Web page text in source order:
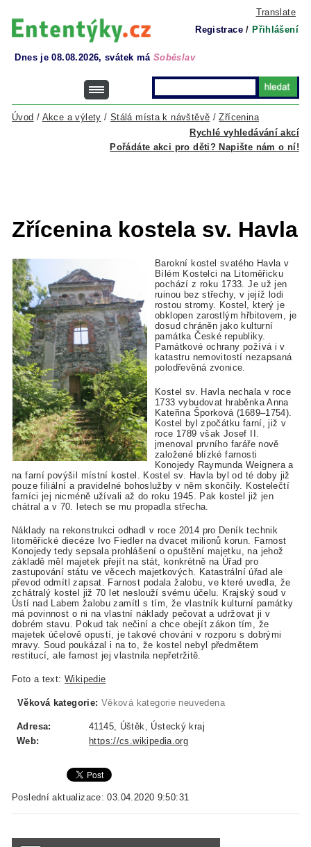
Translate
Registrace / Přihlášení
Dnes je 08.08.2026, svátek má Soběslav
Rychlé vyhledávání akcí
Úvod / Akce a výlety / Stálá místa k návštěvě /Zřícenina
Pořádáte akci pro děti? Napište nám o ní!
Zřícenina kostela sv. Havla
Barokní kostel svatého Havla v
Bílém Kostelci na Litoměřicku
pochází z roku 1733. Je už jen
ruinou bez střechy, v jejíž lodi
rostou stromy. Kostel, který je
obklopen zarostlým hřbitovem, je
dosud chráněn jako kulturní
památka České republiky.
Památkové ochrany požívá i v
katastru nemovitostí nezapsaná
polodřevěná zvonice.
Kostel sv. Havla nechala v roce
1733 vybudovat hraběnka Anna
Kateřina Šporková (1689–1754).
Kostel byl zpočátku farní, již v
roce 1789 však Josef II.
jmenoval prvního faráře nově
založené blízké farnosti
Konojedy Raymunda Weignera a
na farní povýšil místní kostel. Kostel sv. Havla byl od té doby již
pouze filiální a pravidelné bohoslužby v něm skončily. Kostelečtí
farníci jej nicméně užívali až do roku 1945. Pak kostel již jen
chátral a v 70. letech se mu propadla střecha.
Náklady na rekonstrukci odhadl v roce 2014 pro Deník technik
litoměřické diecéze Ivo Fiedler na dvacet milionů korun. Farnost
Konojedy tedy sepsala prohlášení o opuštění majetku, na jehož
základě měl majetek přejít na stát, konkrétně na Úřad pro
zastupování státu ve věcech majetkových. Katastrální úřad ale
převod odmítl zapsat. Farnost podala žalobu, ve které uvedla, že
zchátralý kostel již 70 let neslouží svému účelu. Krajský soud v
Ústí nad Labem žalobu zamítl s tím, že vlastník kulturní památky
má povinnost o ni na vlastní náklady pečovat a udržovat ji v
dobrém stavu. Pokud tak nečiní a chce obejít zákon tím, že
majetek účelově opustí, je takové chování v rozporu s dobrými
mravy. Soud poukázal i na to, že kostel nebyl předmětem
restitucí, ale farnost jej vlastnila nepřetržitě.
Foto a text: Wikipedie
Věková kategorie: Věková kategorie neuvedena
Adresa:
41145, Úštěk, Ústecký kraj
Web:
https://cs.wikipedia.org
Poslední aktualizace: 03.04.2020 9:50:31